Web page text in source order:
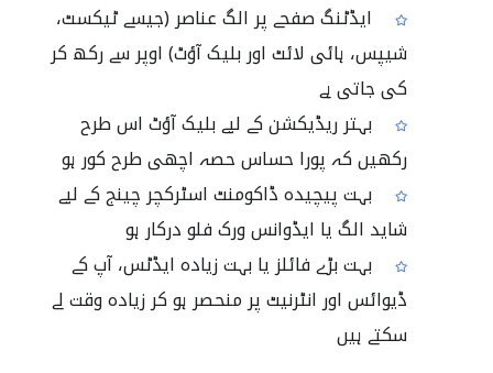
ایڈٹنگ صفحے پر الگ عناصر (جیسے ٹیکسٹ،
شیپس، ہائی لائٹ اور بلیک آؤٹ) اوپر سے رکھ کر
کی جاتی ہے
بہتر ریڈیکشن کے لیے بلیک آؤٹ اس طرح
رکھیں کہ پورا حساس حصہ اچھی طرح کور ہو
بہت پیچیدہ ڈاکومنٹ اسٹرکچر چینج کے لیے
شاید الگ یا ایڈوانس ورک فلو درکار ہو
بہت بڑے فائلز یا بہت زیادہ ایڈٹس، آپ کے
ڈیوائس اور انٹرنیٹ پر منحصر ہو کر زیادہ وقت لے
سکتے ہیں